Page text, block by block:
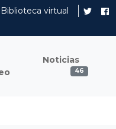
Biblioteca virtual
Noticias
46